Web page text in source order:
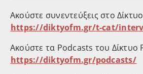
Ακούστε συνεντεύξεις στο
⁠https://diktyofm.gr/t-cat/
Ακούστε τα Podcasts του Δίκτυο
⁠https://diktyofm.gr/podcasts/⁠